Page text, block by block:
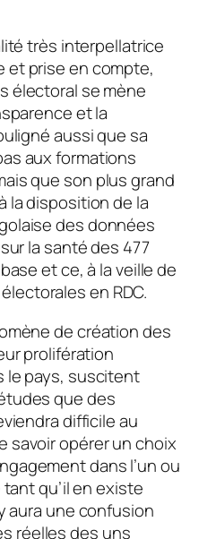
très interpellatrice
et prise en compte,
électoral se mène
et la
aussi que sa
aux formations
que son plus grand
la disposition de la
des données
la santé des 477
et ce, à la veille de
en RDC.
de création des
prolifération
le pays, suscitent
que des
difficile au
savoir opérer un choix
dans l’un ou
qu’il en existe
aura une confusion
réelles des uns